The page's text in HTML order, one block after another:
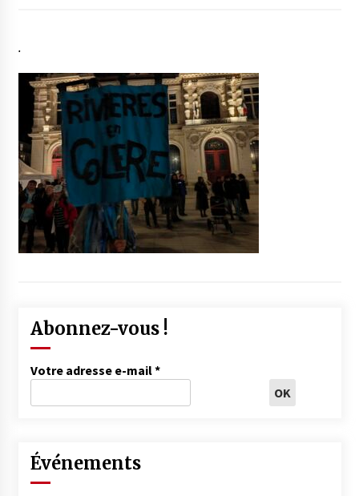
.
Abonnez-vous !
Votre adresse e-mail*
Événements